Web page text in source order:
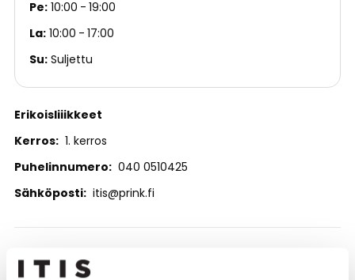
Pe 10:00
19:00
La 10:00
17:00
Su Suljettu
Erikoisliiikkeet
Kerros 1. kerros
Puhelinnumero
040 0510425
Sähköposti itis@prink.fi
PRINK Itis – edullisemmin tulostamiseen ja huoltoon!